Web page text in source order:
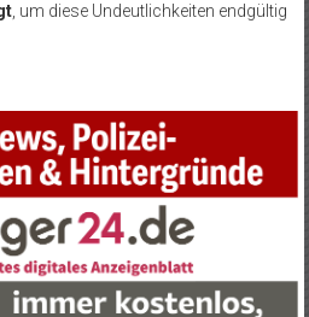
, um diese Undeutlichkeiten endgültig